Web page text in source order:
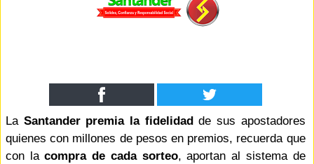
La Santander premia la fidelidadde sus apostadores
quienes con millones de pesos en premios, recuerda que
con lacompra de cada sorteo, aportan al sistema de